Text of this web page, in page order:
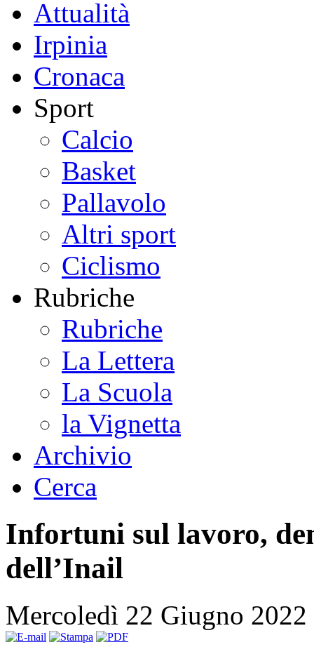
Attualità
Irpinia
Cronaca
Sport
Calcio
Basket
Pallavolo
Altri sport
Ciclismo
Rubriche
Rubriche
La Lettera
La Scuola
la Vignetta
Archivio
Cerca
Infortuni sul lavoro,
dell’Inail
Mercoledì 22 Giugno